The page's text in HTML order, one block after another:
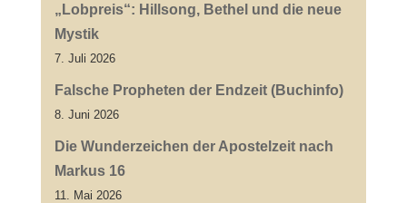
„Lobpreis“: Hillsong, Bethel und die neue
Mystik
7. Juli 2026
Falsche Propheten der Endzeit (Buchinfo)
8. Juni 2026
Die Wunderzeichen der Apostelzeit nach
Markus 16
11. Mai 2026